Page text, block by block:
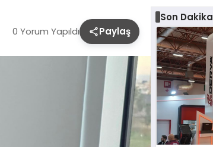
0 Yorum Yapıldı Paylaş
Son Dakika